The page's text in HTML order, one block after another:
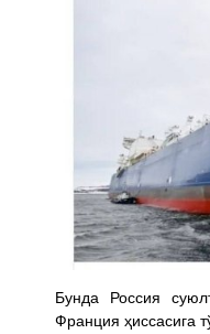
Бунда Россия
Франция ҳиссасига